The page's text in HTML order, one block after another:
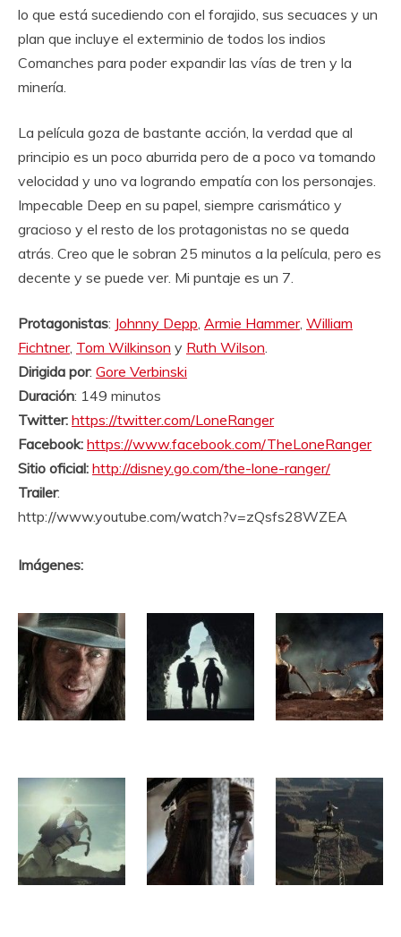
lo que está sucediendo con el forajido, sus secuaces y un
plan que incluye el exterminio de todos los indios
Comanches para poder expandir las vías de tren y la
minería.
La película goza de bastante acción, la verdad que al
principio es un poco aburrida pero de a poco va tomando
velocidad y uno va logrando empatía con los personajes.
Impecable Deep en su papel, siempre carismático y
gracioso y el resto de los protagonistas no se queda
atrás. Creo que le sobran 25 minutos a la película, pero es
decente y se puede ver. Mi puntaje es un 7.
Protagonistas: Johnny Depp, Armie Hammer, William
Fichtner, Tom Wilkinson y Ruth Wilson.
Dirigida por: Gore Verbinski
Duración: 149 minutos
Twitter: https://twitter.com/LoneRanger
Facebook: https://www.facebook.com/TheLoneRanger
Sitio oficial: http://disney.go.com/the-lone-ranger/
Trailer:
http://www.youtube.com/watch?v=zQsfs28WZEA
Imágenes: